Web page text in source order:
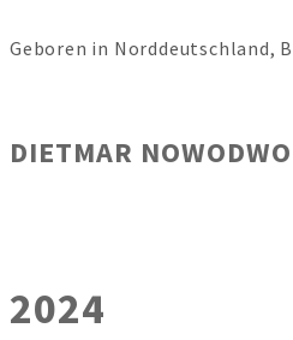
Geboren in Norddeutschland,
DIETMAR
2024